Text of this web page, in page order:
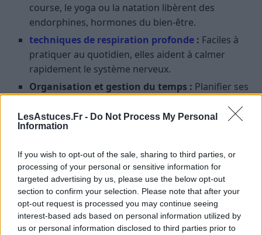
LesAstuces.Fr - Do Not Process My Personal
Information
If you wish to opt-out of the sale, sharing to third parties, or
processing of your personal or sensitive information for
targeted advertising by us, please use the below opt-out
section to confirm your selection. Please note that after your
opt-out request is processed you may continue seeing
interest-based ads based on personal information utilized by
us or personal information disclosed to third parties prior to
course, le yoga ou la natation libèrent des
endorphines, hormones du bien-être.
techniques de respiration profonde : Faciles à
pratiquer au quotidien, elles aident à calmer
rapidement le système nerveux.
Organisation et gestion du temps : Planifier ses
sensation d’être submergé.
Prendre du temps pour soi :
lecture ou l’écoute de musique, permet de
recharger ses batteries.
Support social :Parler avec des proches ou un
professionnel peut soulager le poids des
préoccupations.